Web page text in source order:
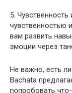
5.
чувственностью
вам развить
эмоции через
Не важно, есть
Bachata
попробовать